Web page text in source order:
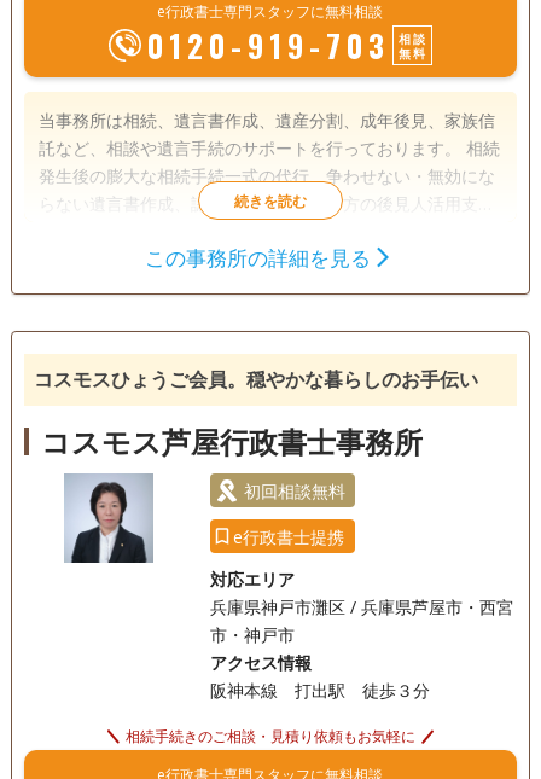
e行政書士専門スタッフに無料相談
0120-919-703
相談
無料
当事務所は相続、遺言書作成、遺産分割、成年後見、家族信
託など、相談や遺言手続のサポートを行っております。 相続
発生後の膨大な相続手続一式の代行、争わせない・無効にな
らない遺言書作成、認知症や障がい者の方の後見人活用支援
書で防げるトラブルがあります。 法律と福祉の専門知識を活
遺産分割
銀行手続き
戸籍収集 相続人調査
訪問可 土日相談可 初回相談無料 18時以降相談可
オンライン面談可 事務所面談可
この事務所の詳細を見る
コスモスひょうご会員。穏やかな暮らしのお手伝い
コスモス芦屋行政書士事務所
初回相談無料
e行政書士提携
対応エリア
兵庫県神戸市灘区 / 兵庫県芦屋市・西宮
市・神戸市
アクセス情報
阪神本線 打出駅 徒歩３分
相続手続きのご相談・見積り依頼もお気軽に